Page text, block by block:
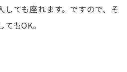
しても座れます。ですので、そ
もOK。